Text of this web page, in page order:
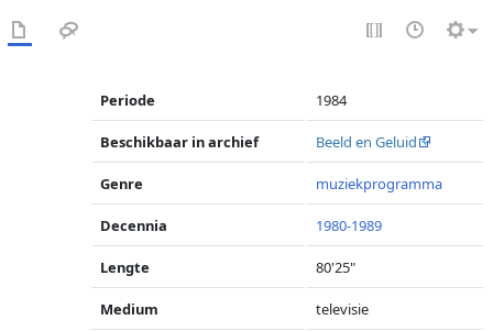
Periode 1984
Beschikbaar in archief Beeld en Geluid
Genre muziekprogramma
Decennia 1980-1989
Lengte 80'25"
Medium televisie